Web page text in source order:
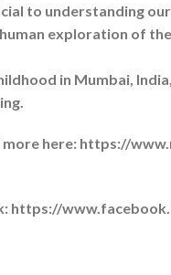
to understanding
exploration of
in Mumbai,
here: https://
https://